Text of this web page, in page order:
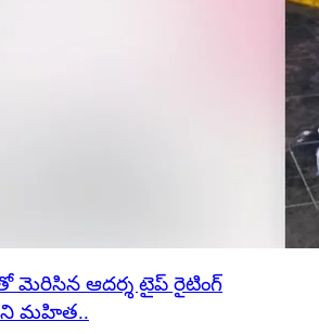
మెరిసిన ఆదర్శ టైప్ రైటింగ్
మహిత..